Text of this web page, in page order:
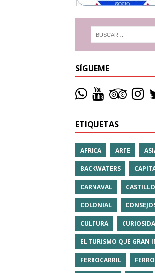
SÍGUEME
ETIQUETAS
AFRICA ARTE
BACKWATERS
CARNAVAL CASTILLO
COLONIAL
CULTURA
EL TURISMO QUE GRAN
FERROCARRIL